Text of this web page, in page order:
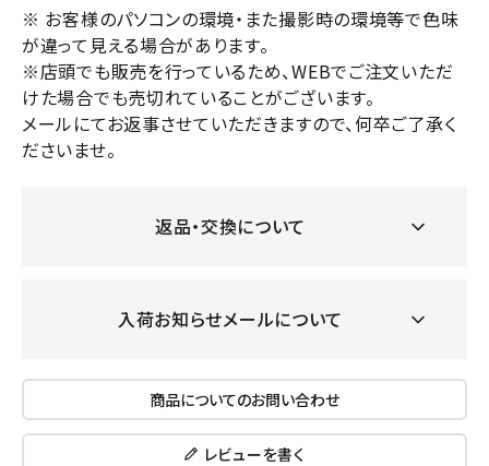
※ お客様のパソコンの環境・また撮影時の環境等で色味
が違って見える場合があります。
※店頭でも販売を行っているため、WEBでご注文いただ
けた場合でも売切れていることがございます。
メールにてお返事させていただきますので、何卒ご了承く
ださいませ。
返品・交換について
入荷お知らせメールについて
商品についてのお問い合わせ
レビューを書く